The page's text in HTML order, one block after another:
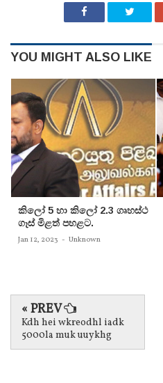
YOU MIGHT ALSO LIKE
කිලෝ 5 හා කිලෝ 2.3 ගෘහස්ථ
ගෑස් මිළත් පහළට.
Jan 12, 2023 - Unknown
« PREV
Kdh hei wkreodhl iadk
5000la muk uuykhg